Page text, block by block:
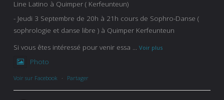
Line Latino à Quimper ( Kerfeunteun)
- Jeudi 3 Septembre de 20h à 21h cours de Sophro-Danse (
sophrologie et danse libre ) à Quimper Kerfeunteun
Si vous êtes intéressé pour venir essa
Voir plus
Photo
Voir sur Facebook · Partager